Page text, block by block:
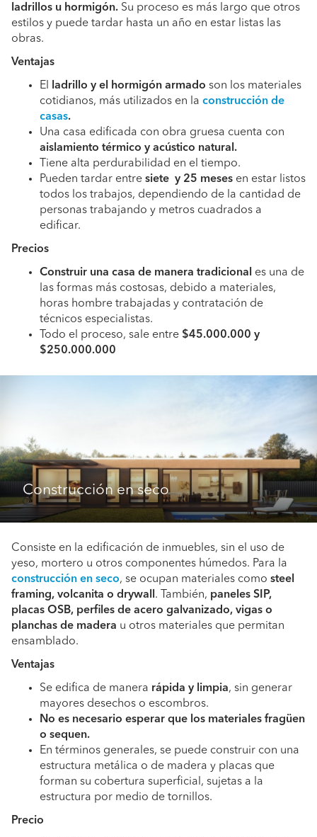
ladrillos u hormigón. Su proceso es más largo que otros
estilos y puede tardar hasta un año en estar listas las
obras.
Ventajas
El ladrillo y el hormigón armado son los materiales
cotidianos, más utilizados en la construcción de
casas.
Una casa edificada con obra gruesa cuenta con
aislamiento térmico y acústico natural.
Tiene alta perdurabilidad en el tiempo.
Pueden tardar entre siete y 25 meses en estar listos
todos los trabajos, dependiendo de la cantidad de
personas trabajando y metros cuadrados a
edificar.
Precios
Construir una casa de manera tradicional es una de
las formas más costosas, debido a materiales,
horas hombre trabajadas y contratación de
técnicos especialistas.
Todo el proceso, sale entre $45.000.000 y
$250.000.000
Construcción en seco
Consiste en la edificación de inmuebles, sin el uso de
yeso, mortero u otros componentes húmedos. Para la
construcción en seco, se ocupan materiales como steel
framing, volcanita o drywall . También, paneles SIP,
placas OSB, perfiles de acero galvanizado, vigas o
planchas de madera u otros materiales que permitan
ensamblado.
Ventajas
Se edifica de manera rápida y limpia, sin generar
mayores desechos o escombros.
No es necesario esperar que los materiales fragüen
o sequen.
En términos generales, se puede construir con una
estructura metálica o de madera y placas que
forman su cobertura superficial, sujetas a la
estructura por medio de tornillos.
Precio